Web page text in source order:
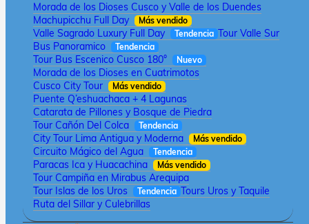
Morada de los Dioses Cusco y Valle de los Duendes
Machupicchu Full Day
Más vendido
Valle Sagrado Luxury Full Day Tendencia Tour Valle Sur
Bus Panoramico
Tendencia
Tour Bus Escenico Cusco 180° Nuevo
Morada de los Dioses en Cuatrimotos
Cusco City Tour
Más vendido
Puente Q’eshuachaca + 4 Lagunas
Catarata de Pillones y Bosque de Piedra
Tour Cañón Del Colca
Tendencia
City Tour Lima Antigua y Moderna Más vendido
Circuito Mágico del Agua Tendencia
Paracas Ica y Huacachina Más vendido
Tour Campiña en Mirabus Arequipa
Tour Islas de los Uros
Tendencia Tours Uros y Taquile
Ruta del Sillar y Culebrillas